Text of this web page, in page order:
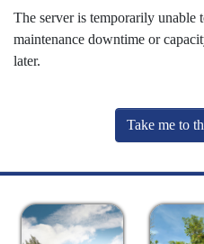
The server is temporarily unable
maintenance downtime or
later.
Take me to